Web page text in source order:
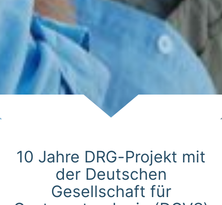
10 Jahre DRG-Projekt mit
der Deutschen
Gesellschaft für